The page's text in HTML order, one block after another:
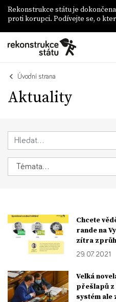
Rekonstrukce státu je
proti korupci. Podívejte se, o
Úvodní strana
Aktuality
Chcete
rande na
zítra
29. 07. 2021
Velká
přešlapů
systém